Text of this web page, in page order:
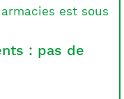
est sous
: pas de